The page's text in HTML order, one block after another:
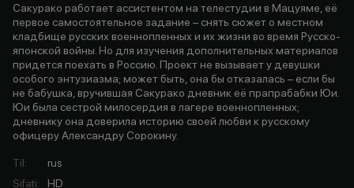
Сакурако работает ассистентом на телестудии в Мацуяме, её
первое самостоятельное задание – снять сюжет о местном
кладбище русских военнопленных и их жизни во время Русско-
японской войны. Но для изучения дополнительных материалов
придется поехать в Россию. Проект не вызывает у девушки
особого энтузиазма; может быть, она бы отказалась – если бы
не бабушка, вручившая Сакурако дневник её прапрабабки Юи.
Юи была сестрой милосердия в лагере военнопленных;
дневнику она доверила историю своей любви к русскому
офицеру Александру Сорокину.
Til:
rus
Sifati: HD